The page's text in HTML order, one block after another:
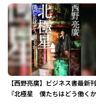
【西野亮廣】ビジネス書最新刊
『北極星 僕たちはどう働くか